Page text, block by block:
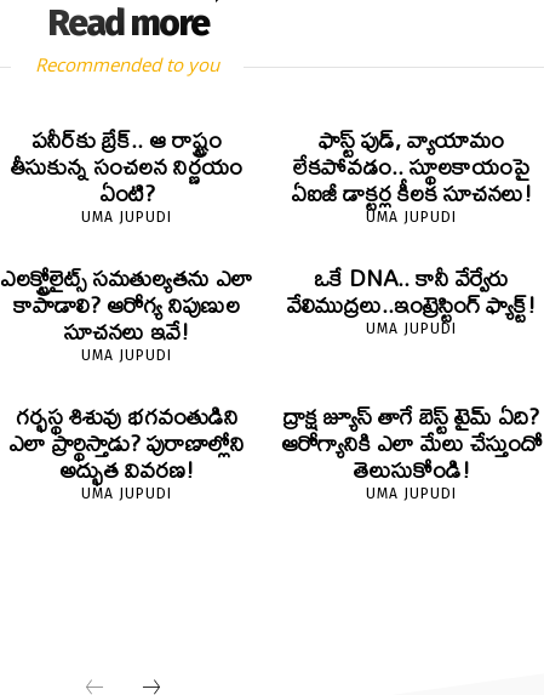
Read more
Recommended to you
పనీర్‌కు బ్రేక్.. ఆ రాష్ట్రం
తీసుకున్న సంచలన నిర్ణయం
ఏంటి?
UMA JUPUDI
ఫాస్ట్ ఫుడ్, వ్యాయామం
లేకపోవడం.. స్థూలకాయంపై
ఏఐజీ డాక్టర్ల కీలక సూచనలు!
UMA JUPUDI
ఎలక్ట్రోలైట్స్ సమతుల్యతను ఎలా
కాపాడాలి? ఆరోగ్య నిపుణుల
సూచనలు ఇవే!
UMA JUPUDI
ఒకే DNA.. కానీ వేర్వేరు
వేలిముద్రలు..ఇంట్రెస్టింగ్ ఫ్యాక్ట్!
UMA JUPUDI
గర్భస్థ శిశువు భగవంతుడిని
ఎలా ప్రార్థిస్తాడు? పురాణాల్లోని
అద్భుత వివరణ!
UMA JUPUDI
ద్రాక్ష జ్యూస్ తాగే బెస్ట్ టైమ్ ఏది?
ఆరోగ్యానికి ఎలా మేలు చేస్తుందో
తెలుసుకోండి!
UMA JUPUDI